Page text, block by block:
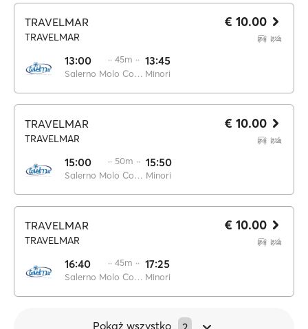
TRAVELMAR
TRAVELMAR
13:00
Salerno Molo Concordia
·· 45m ·· 13:45
Minori
€ 10.00
TRAVELMAR
TRAVELMAR
15:00
Salerno Molo Concordia
·· 50m ·· 15:50
Minori
€ 10.00
TRAVELMAR
TRAVELMAR
16:40
Salerno Molo Concordia
·· 45m ·· 17:25
Minori
€ 10.00
Pokaż wszystko